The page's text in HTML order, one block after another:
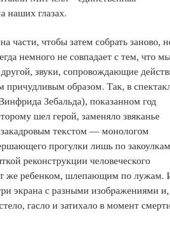
наших глазах.
части, чтобы затем собрать заново,
немного не совпадает с тем, что
звуки, сопровождающие
причудливым образом. Так, в
Зебальда), показанном год
шел герой, заменяло звяканье
текстом — монологом
прогулки лишь по закоулкам
реконструкции человеческого
же ребенком, шлепающим по лужам.
экрана с разными изображениями и,
гасло и затихало в момент